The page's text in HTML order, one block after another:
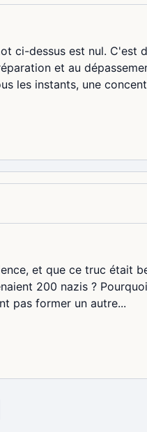
ci-dessus est nul. C'est
et au
les instants, une
et que ce truc était
200 nazis ?
pas former un autre...